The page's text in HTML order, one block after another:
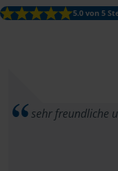
5.0 von 5
sehr freundliche